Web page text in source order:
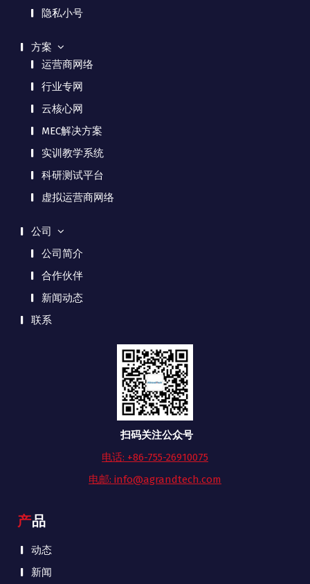
隐私小号
方案
运营商网络
行业专网
云核心网
MEC解决方案
实训教学系统
科研测试平台
虚拟运营商网络
公司
公司简介
合作伙伴
新闻动态
联系
扫码关注公众号
电话: +86-755-26910075
电邮: info@agrandtech.com
产品
动态
新闻